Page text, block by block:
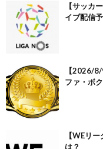
【サッカ
イブ配信予
【2026/
ファ・ボ
【WEリ
は？